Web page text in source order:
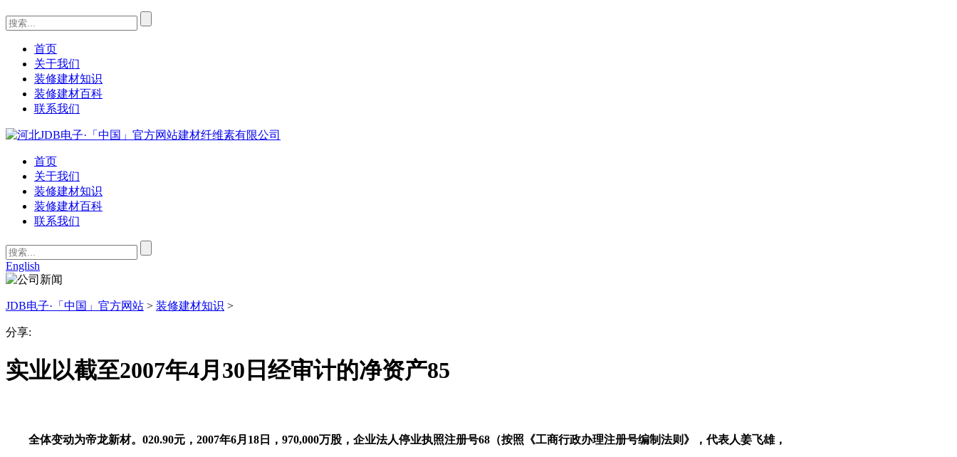
首页
关于我们
装修建材知识
装修建材百科
联系我们
首页
关于我们
装修建材知识
装修建材百科
联系我们
English
JDB电子·「中国」官方网站 > 装修建材知识 >
分享:
实业以截至2007年4月30日经审计的净资产85
全体变动为帝龙新材。020.90元，2007年6月18日，970,000万股，企业法人停业执照注册号68（按照《工商行政办理注册号编制法则》，代表人姜飞雄，